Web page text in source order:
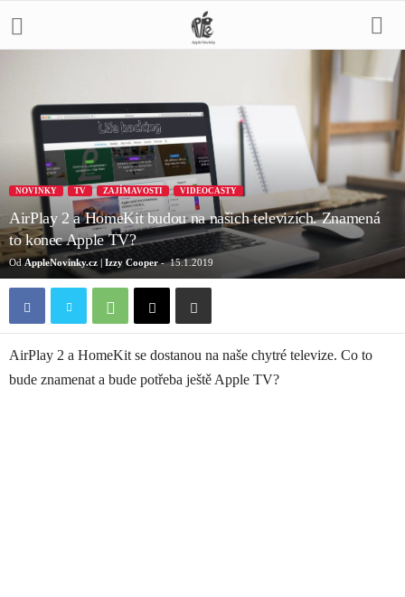
NOVINKY TV ZAJÍMAVOSTI VIDEOCASTY
AirPlay 2 a HomeKit budou na našich televizích. Znamená
to konec Apple TV?
Od AppleNovinky.cz | Izzy Cooper- 15.1.2019
AirPlay 2 a HomeKit se dostanou na naše chytré televize. Co to
bude znamenat a bude potřeba ještě Apple TV?